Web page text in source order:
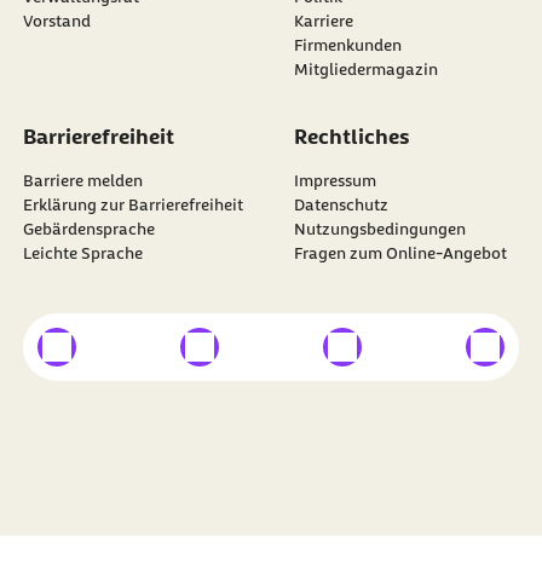
Vorstand
Karriere
Firmenkunden
Mitgliedermagazin
Barrierefreiheit
Barriere melden
Erklärung zur Barrierefreiheit
Gebärdensprache
Leichte Sprache
Rechtliches
Impressum
Datenschutz
Nutzungsbedingungen
Fragen zum Online-Angebot
Besuchen Sie dieBARMER auf
externer Link externer Link externer Link